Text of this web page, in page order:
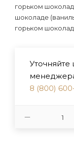
горьком
шоколаде
горьком
Уточняйте
8 (800)